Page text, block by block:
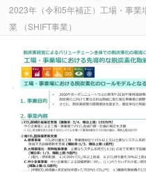
2023年（令和5年補正）工場・事
業 （SHIFT事業）